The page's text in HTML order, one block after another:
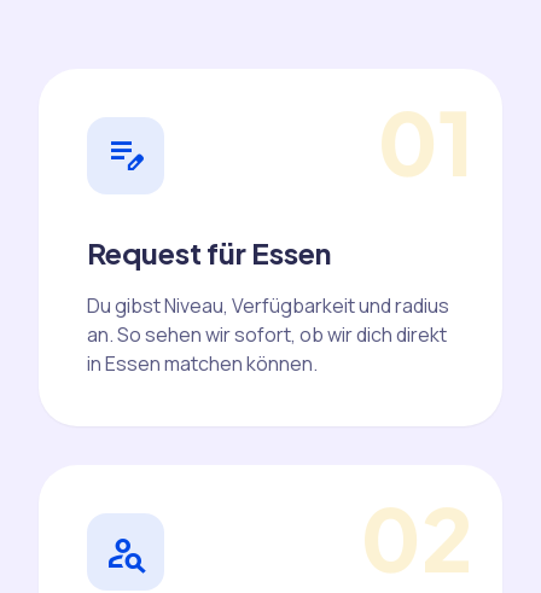
01
edit_note
Request für Essen
Du gibst Niveau, Verfügbarkeit und radius
an. So sehen wir sofort, ob wir dich direkt
in Essen matchen können.
02
person_search